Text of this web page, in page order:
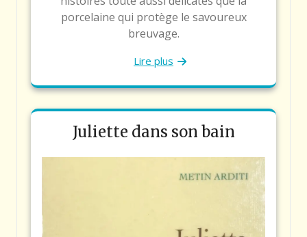
porcelaine qui protège le savoureux
breuvage.
Lire plus
Juliette dans son bain